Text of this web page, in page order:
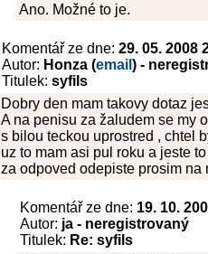
Ano. Možné to je.
Komentář ze dne: 29. 05. 2008
Autor: Honza (email ) -
Titulek: syfils
Dobry den mam takovy dotaz
A na penisu za žaludem se my
s bilou teckou uprostred , chtel
uz to mam asi pul roku a jeste
za odpoved odepiste prosim
Komentář ze dne: 19. 10.
Autor: ja - neregistrovaný
Titulek: Re: syfils